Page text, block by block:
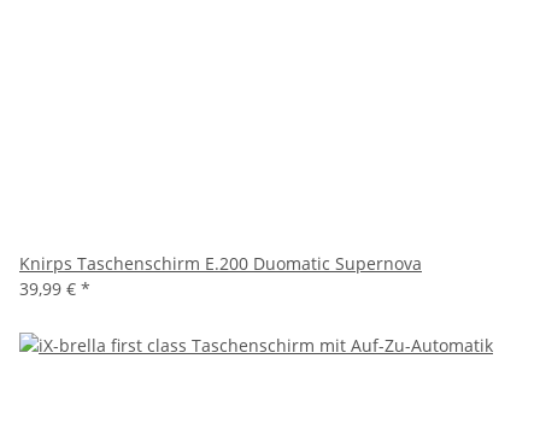
Knirps Taschenschirm E.200 Duomatic Supernova
39,99 € *